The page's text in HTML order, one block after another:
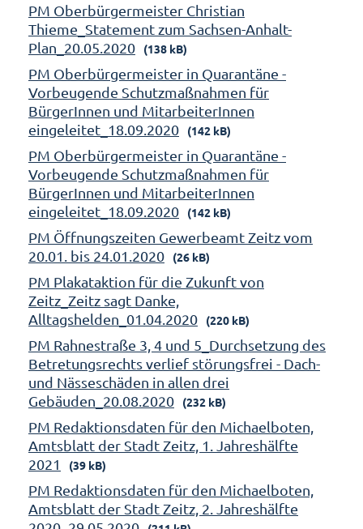
PM Oberbürgermeister Christian
Thieme_Statement zum Sachsen-Anhalt-
Plan_20.05.2020
(138 kB)
PM Oberbürgermeister in Quarantäne -
Vorbeugende Schutzmaßnahmen für
BürgerInnen und MitarbeiterInnen
eingeleitet_18.09.2020
(142 kB)
PM Oberbürgermeister in Quarantäne -
Vorbeugende Schutzmaßnahmen für
BürgerInnen und MitarbeiterInnen
eingeleitet_18.09.2020
(142 kB)
PM Öffnungszeiten Gewerbeamt Zeitz vom
20.01. bis 24.01.2020
(26 kB)
PM Plakataktion für die Zukunft von
Zeitz_Zeitz sagt Danke,
Alltagshelden_01.04.2020
(220 kB)
PM Rahnestraße 3, 4 und 5_Durchsetzung des
Betretungsrechts verlief störungsfrei - Dach-
und Nässeschäden in allen drei
Gebäuden_20.08.2020
(232 kB)
PM Redaktionsdaten für den Michaelboten,
Amtsblatt der Stadt Zeitz, 1. Jahreshälfte
2021
(39 kB)
PM Redaktionsdaten für den Michaelboten,
Amtsblatt der Stadt Zeitz, 2. Jahreshälfte